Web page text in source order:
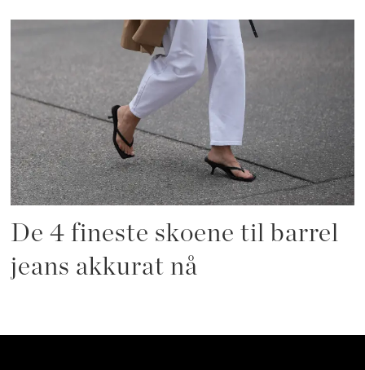
De 4 fineste skoene til barrel
jeans akkurat nå